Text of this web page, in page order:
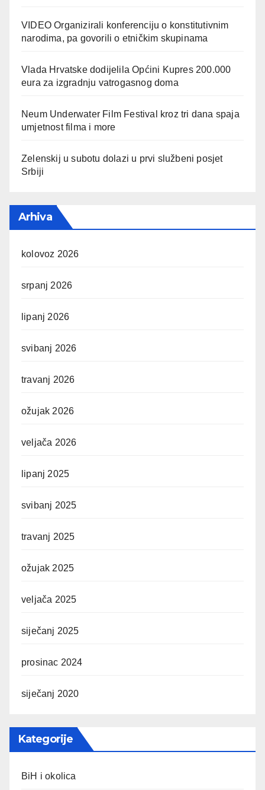
VIDEO Organizirali konferenciju o konstitutivnim
narodima, pa govorili o etničkim skupinama
Vlada Hrvatske dodijelila Općini Kupres 200.000
eura za izgradnju vatrogasnog doma
Neum Underwater Film Festival kroz tri dana spaja
umjetnost filma i more
Zelenskij u subotu dolazi u prvi službeni posjet
Srbiji
Arhiva
kolovoz 2026
srpanj 2026
lipanj 2026
svibanj 2026
travanj 2026
ožujak 2026
veljača 2026
lipanj 2025
svibanj 2025
travanj 2025
ožujak 2025
veljača 2025
siječanj 2025
prosinac 2024
siječanj 2020
Kategorije
BiH i okolica